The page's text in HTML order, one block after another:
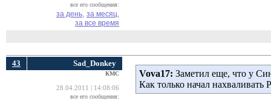
все его сообщения:
за день, за месяц,
за все время
43 Sad_Donkey
КМС
28.04.2011 | 14:08:06
все его сообщения:
Vova17: Заметил еще, что у
Как только начал нахваливать